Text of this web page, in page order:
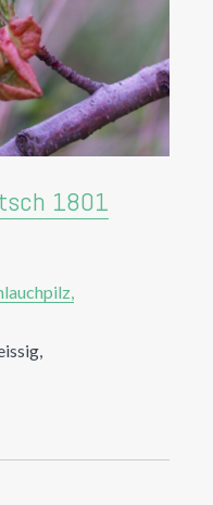
1801